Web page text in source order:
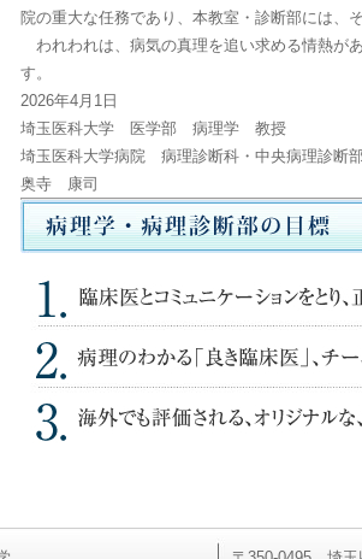
院の重大な任務であり、本教室・診断部には、
われわれは、病気の真理を追い求める情熱が
す。
2026年4月1日
埼玉医科大学 医学部 病理学 教授
埼玉医科大学病院 病理診断科・中央病理診断
奥寺 康司